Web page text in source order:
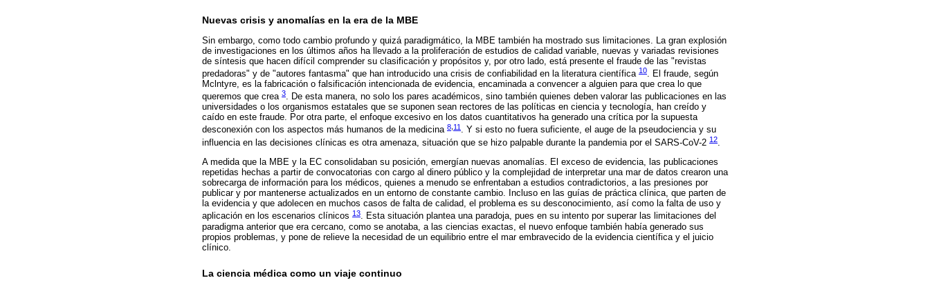
Nuevas crisis y anomalías en la era de la MBE
Sin embargo, como todo cambio profundo y quizá paradigmático, la MBE también ha mostrado sus limitaciones. La gran explosión
de investigaciones en los últimos años ha llevado a la proliferación de estudios de calidad variable, nuevas y variadas revisiones
de síntesis que hacen difícil comprender su clasificación y propósitos y, por otro lado, está presente el fraude de las "revistas
predadoras" y de "autores fantasma" que han introducido una crisis de confiabilidad en la literatura científica 10. El fraude, según
Mclntyre, es la fabricación o falsificación intencionada de evidencia, encaminada a convencer a alguien para que crea lo que
queremos que crea 3. De esta manera, no solo los pares académicos, sino también quienes deben valorar las publicaciones en las
universidades o los organismos estatales que se suponen sean rectores de las políticas en ciencia y tecnología, han creído y
caído en este fraude. Por otra parte, el enfoque excesivo en los datos cuantitativos ha generado una crítica por la supuesta
desconexión con los aspectos más humanos de la medicina 8,11 . Y si esto no fuera suficiente, el auge de la pseudociencia y su
influencia en las decisiones clínicas es otra amenaza, situación que se hizo palpable durante la pandemia por el SARS-CoV-2 12.
A medida que la MBE y la EC consolidaban su posición, emergían nuevas anomalías. El exceso de evidencia, las publicaciones
repetidas hechas a partir de convocatorias con cargo al dinero público y la complejidad de interpretar una mar de datos crearon una
sobrecarga de información para los médicos, quienes a menudo se enfrentaban a estudios contradictorios, a las presiones por
publicar y por mantenerse actualizados en un entorno de constante cambio. Incluso en las guías de práctica clínica, que parten de
la evidencia y que adolecen en muchos casos de falta de calidad, el problema es su desconocimiento, así como la falta de uso y
aplicación en los escenarios clínicos 13. Esta situación plantea una paradoja, pues en su intento por superar las limitaciones del
paradigma anterior que era cercano, como se anotaba, a las ciencias exactas, el nuevo enfoque también había generado sus
propios problemas, y pone de relieve la necesidad de un equilibrio entre el mar embravecido de la evidencia científica y el juicio
clínico.
La ciencia médica como un viaje continuo